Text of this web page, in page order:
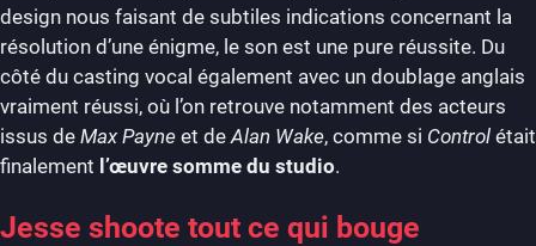
design nous faisant de subtiles indications concernant la
résolution d’une énigme, le son est une pure réussite. Du
côté du casting vocal également avec un doublage anglais
vraiment réussi, où l’on retrouve notamment des acteurs
issus de Max Payne et de Alan Wake, comme si Control était
finalement l’œuvre somme du studio.
Jesse shoote tout ce qui bouge